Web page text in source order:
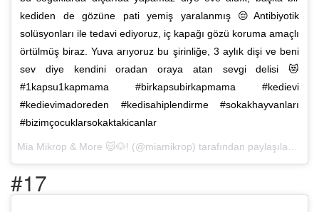
kediden de gözüne pati yemiş yaralanmış 😔Antibiyotik
solüsyonları ile tedavi ediyoruz, iç kapağı gözü koruma amaçlı
örtülmüş biraz. Yuva arıyoruz bu şirinliğe, 3 aylık dişi ve beni
sev diye kendini oradan oraya atan sevgi delisi 😻
#1kapsu1kapmama #birkapsubirkapmama #kedievi
#kedievimadoreden #kedisahiplendirme #sokakhayvanları
#bizimçocuklarsokaktakicanlar
#17